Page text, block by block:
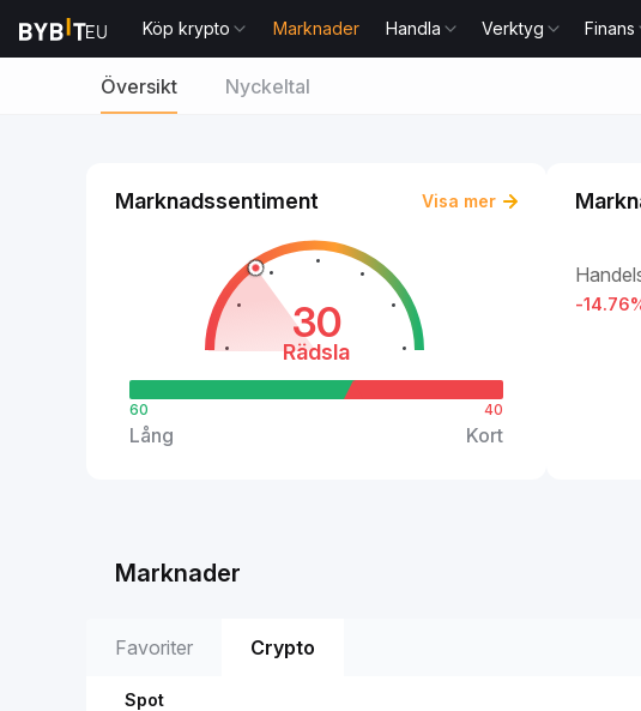
Köp krypto Marknader Handla Verktyg Finans
Översikt Nyckeltal
Marknadssentiment Visa mer
30
Rädsla
60
Lång
40
Kort
-14.76
Marknader
Favoriter Crypto
Spot